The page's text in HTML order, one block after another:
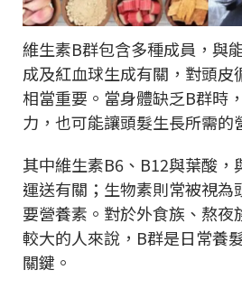
維生素B群包含多種成員，與
成及紅血球生成有關，對頭皮
相當重要。當身體缺乏B群時
力，也可能讓頭髮生長所需的
其中維生素B6、B12與葉酸，
運送有關；生物素則常被視為
要營養素。對於外食族、熬夜
較大的人來說，B群是日常養
關鍵。